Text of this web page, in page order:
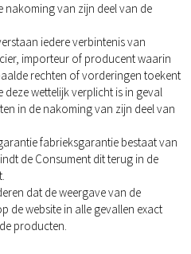
nakoming van zijn deel van de
iedere verbintenis van
importeur of producent waarin
rechten of vorderingen toekent
wettelijk verplicht is in geval
in de nakoming van zijn deel van
fabrieksgarantie bestaat van
de Consument dit terug in de
dat de weergave van de
de website in alle gevallen exact
producten.